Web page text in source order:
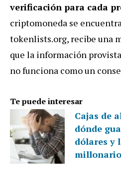
verificación para cada
criptomoneda se
tokenlists.org, recibe una
que la información
no funciona como un
Te puede interesar
Cajas de
dónde
dólares y